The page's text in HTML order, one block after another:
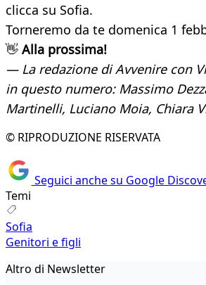
clicca su Sofia.
Torneremo da te domenica 1
👋 Alla prossima!
— La redazione di Avvenire con
in questo numero: Massimo
Martinelli, Luciano Moia, Chiara
© RIPRODUZIONE RISERVATA
Seguici anche su Google
Temi
Sofia
Genitori e figli
Altro di Newsletter